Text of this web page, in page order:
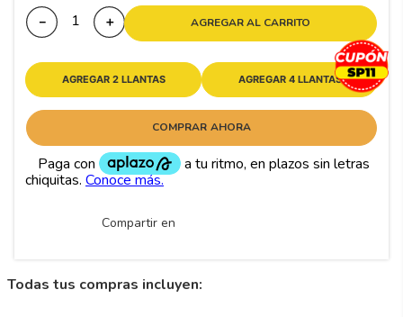
＋
－ AGREGAR AL CARRITO
AGREGAR 2 LLANTAS AGREGAR 4 LLANTAS
COMPRAR AHORA
Compartir en
Todas tus compras incluyen: